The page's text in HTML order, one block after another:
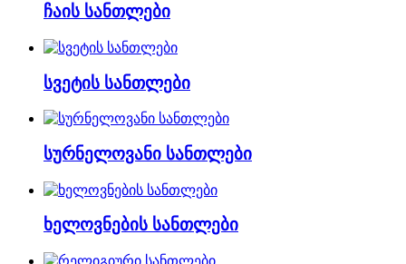
ჩაის სანთლები
სვეტის სანთლები
სურნელოვანი სანთლები
ხელოვნების სანთლები